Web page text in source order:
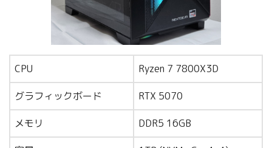
CPU Ryzen 7 7800X3D
グラフィックボード RTX 5070
メモリ DDR5 16GB